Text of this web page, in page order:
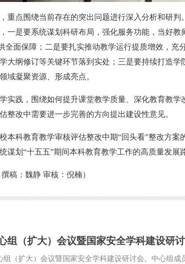
重点围绕当前存在的突出问题进行深入分析和研判
一是要系统谋划科研布局，强化服务功能，当好教
全面保障；二是要扎实推动教学运行提质增效，充
大纲修订等关键环节落到实处；三是要持续打造学
域凝聚资源、形成亮点。
实践，围绕如何提升课堂教学质量、深化教育教学
整改中需要进一步完善的方向提出建设性意见。
本科教育教学审核评估整改中期“回头看”整改方案
划“十五五”期间本科教育教学工作的高质量发展
稿：魏静 审核：倪楠）
组（扩大）会议暨国家安全学科建设研
（扩大）会议暨国家安全学科建设研讨会。中心组成